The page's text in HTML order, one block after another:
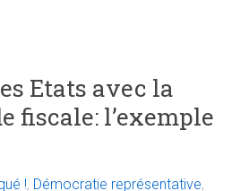
Etats avec la
fiscale: l’exemple
!, Démocratie représentative,